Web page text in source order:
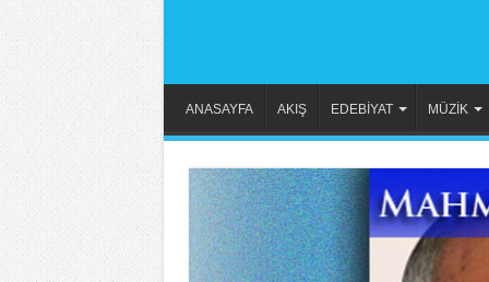
ANASAYFA AKIŞ EDEBİYAT MÜZİK